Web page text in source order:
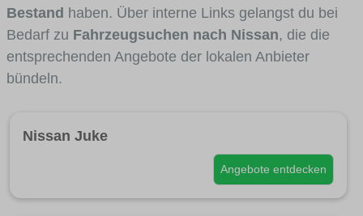
Bestand haben. Über interne Links gelangst du bei
Bedarf zu Fahrzeugsuchen nach Nissan, die die
entsprechenden Angebote der lokalen Anbieter
bündeln.
Nissan Juke
Angebote entdecken